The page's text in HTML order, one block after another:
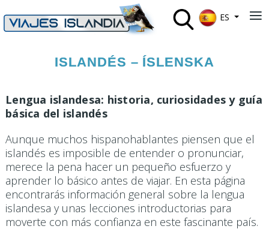
ES
ISLANDÉS – ÍSLENSKA
Lengua islandesa: historia, curiosidades y guía
básica del islandés
Aunque muchos hispanohablantes piensen que el
islandés es imposible de entender o pronunciar,
merece la pena hacer un pequeño esfuerzo y
aprender lo básico antes de viajar. En esta página
encontrarás información general sobre la lengua
islandesa y unas lecciones introductorias para
moverte con más confianza en este fascinante país.
≡